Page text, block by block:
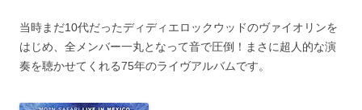
当時まだ10代だったディディエロックウッドのヴァイオリンを
はじめ、全メンバー一丸となって音で圧倒！まさに超人的な演
奏を聴かせてくれる75年のライヴアルバムです。